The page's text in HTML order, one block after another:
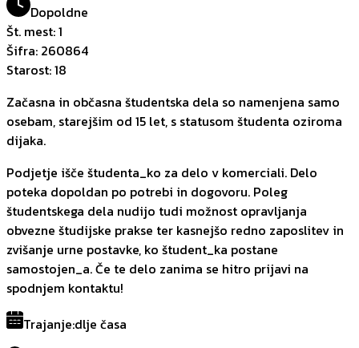
Dopoldne
Št. mest:1
Šifra: 260864
Starost:18
Začasna in občasna študentska dela so namenjena samo
osebam, starejšim od 15 let, s statusom študenta oziroma
dijaka.
Podjetje išče študenta_ko za delo v komerciali. Delo
poteka dopoldan po potrebi in dogovoru. Poleg
študentskega dela nudijo tudi možnost opravljanja
obvezne študijske prakse ter kasnejšo redno zaposlitev in
zvišanje urne postavke, ko študent_ka postane
samostojen_a. Če te delo zanima se hitro prijavi na
spodnjem kontaktu!
Trajanje:dlje časa